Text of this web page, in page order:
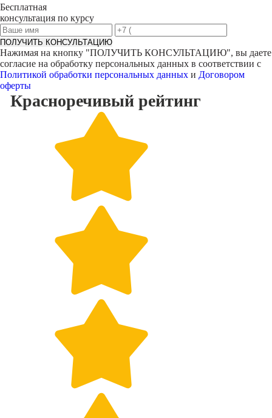
Бесплатная
консультация по курсу
ПОЛУЧИТЬ КОНСУЛЬТАЦИЮ
Нажимая на кнопку "ПОЛУЧИТЬ КОНСУЛЬТАЦИЮ", вы даете
согласие на обработку персональных данных в соответствии с
Политикой обработки персональных данных и Договором
оферты
Красноречивый рейтинг